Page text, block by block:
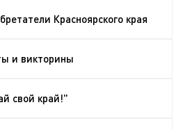
Красноярского края
и викторины
свой край!"